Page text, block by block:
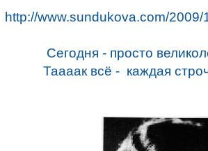
http://www.sundukova.com/
Сегодня - просто
Таaaaк всё - каждая